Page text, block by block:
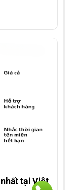
nhất tại Việt